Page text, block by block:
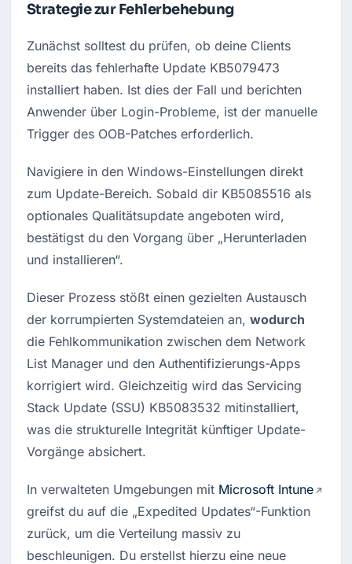
Strategie zur Fehlerbehebung
Zunächst solltest du prüfen, ob deine Clients
bereits das fehlerhafte Update KB5079473
installiert haben. Ist dies der Fall und berichten
Anwender über Login-Probleme, ist der manuelle
Trigger des OOB-Patches erforderlich.
Navigiere in den Windows-Einstellungen direkt
zum Update-Bereich. Sobald dir KB5085516 als
optionales Qualitätsupdate angeboten wird,
bestätigst du den Vorgang über „Herunterladen
und installieren“.
Dieser Prozess stößt einen gezielten Austausch
der korrumpierten Systemdateien an, wodurch
die Fehlkommunikation zwischen dem Network
List Manager und den Authentifizierungs-Apps
korrigiert wird. Gleichzeitig wird das Servicing
Stack Update (SSU) KB5083532 mitinstalliert,
was die strukturelle Integrität künftiger Update-
Vorgänge absichert.
In verwalteten Umgebungen mit Microsoft Intune
greifst du auf die „Expedited Updates“-Funktion
zurück, um die Verteilung massiv zu
beschleunigen. Du erstellst hierzu eine neue